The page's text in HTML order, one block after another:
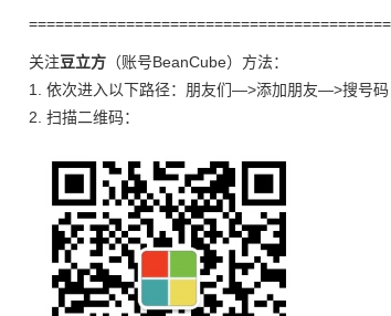
关注豆立方 （账号BeanCube）方法：
1. 依次进入以下路径：朋友们—>添加朋友—>搜号码
2. 扫描二维码：